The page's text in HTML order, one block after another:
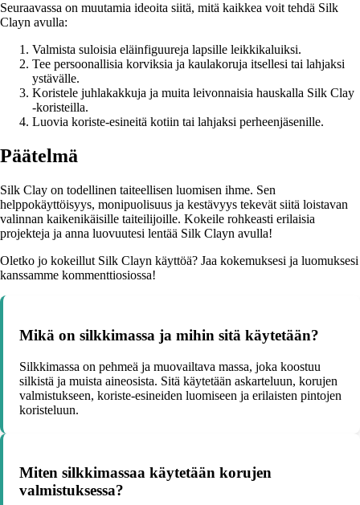
Seuraavassa on muutamia ideoita siitä, mitä kaikkea voit tehdä Silk
Clayn avulla:
Valmista suloisia eläinfiguureja lapsille leikkikaluiksi.
Tee persoonallisia korviksia ja kaulakoruja itsellesi tai lahjaksi
ystävälle.
Koristele juhlakakkuja ja muita leivonnaisia hauskalla Silk Clay
-koristeilla.
Luovia koriste-esineitä kotiin tai lahjaksi perheenjäsenille.
Päätelmä
Silk Clay on todellinen taiteellisen luomisen ihme. Sen
helppokäyttöisyys, monipuolisuus ja kestävyys tekevät siitä loistavan
valinnan kaikenikäisille taiteilijoille. Kokeile rohkeasti erilaisia
projekteja ja anna luovuutesi lentää Silk Clayn avulla!
Oletko jo kokeillut Silk Clayn käyttöä? Jaa kokemuksesi ja luomuksesi
kanssamme kommenttiosiossa!
Mikä on silkkimassa ja mihin sitä käytetään?
Silkkimassa on pehmeä ja muovailtava massa, joka koostuu
silkistä ja muista aineosista. Sitä käytetään askarteluun, korujen
valmistukseen, koriste-esineiden luomiseen ja erilaisten pintojen
koristeluun.
Miten silkkimassaa käytetään korujen
valmistuksessa?